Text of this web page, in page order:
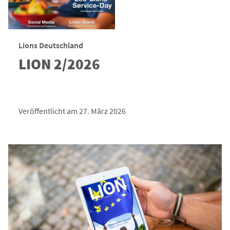
Lions Deutschland
LION 2/2026
Veröffentlicht am 27. März 2026